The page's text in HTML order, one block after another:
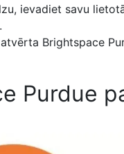
ievadiet savu
Brightspace
Purdue